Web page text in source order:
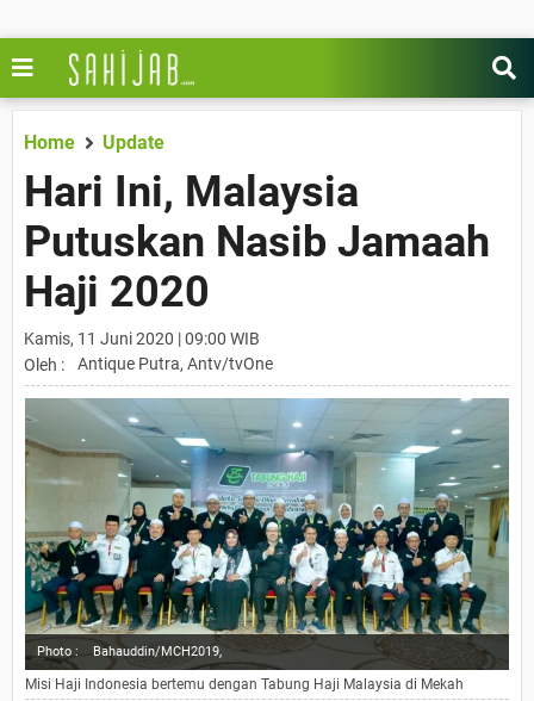
Home Update
Hari Ini, Malaysia
Putuskan Nasib Jamaah
Haji 2020
Kamis, 11 Juni 2020 | 09:00 WIB
Oleh :
Antique Putra, Antv/tvOne
Photo : Bahauddin/MCH2019,
Misi Haji Indonesia bertemu dengan Tabung Haji Malaysia di Mekah